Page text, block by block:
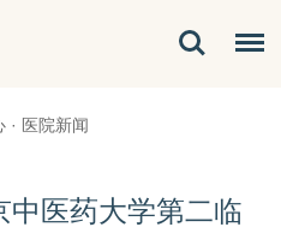
· 医院新闻
中医药大学第二临